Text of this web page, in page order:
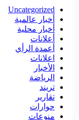
Uncategorized
أخبار عالمية
أخبار محلية
أعلانات
أعمدة الرأي
اعلانات
الأخبار
الرياضة
تريند
تقارير
حوارات
منوعات